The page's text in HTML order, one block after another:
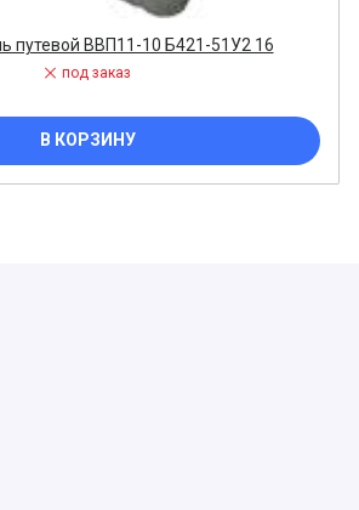
путевой ВВП11-10 Б421-51У2 16
под заказ
В КОРЗИНУ